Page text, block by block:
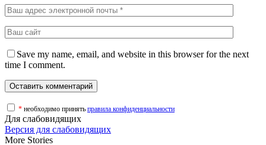
Save my name, email, and website in this browser for the next
time I comment.
* необходимо принять правила конфиденциальности
Для слабовидящих
Версия для слабовидящих
More Stories